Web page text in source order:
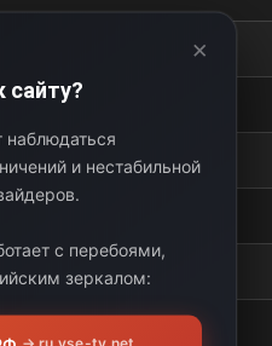
×
и нестабильной
с перебоями,
зеркалом:
→ ru.vse-tv.net